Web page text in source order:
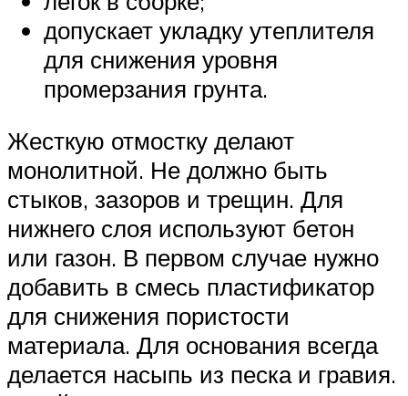
допускает укладку утеплителя
для снижения уровня
промерзания грунта.
Жесткую отмостку делают
монолитной. Не должно быть
стыков, зазоров и трещин. Для
нижнего слоя используют бетон
или газон. В первом случае нужно
добавить в смесь пластификатор
для снижения пористости
материала. Для основания всегда
делается насыпь из песка и гравия.